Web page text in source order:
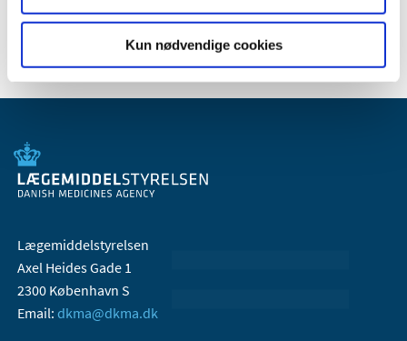
Kun nødvendige cookies
2005 (2)
Lægemiddelstyrelsen
Axel Heides Gade 1
2300 København S
Email: dkma@dkma.dk